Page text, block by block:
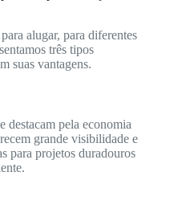
alugar, para diferentes
três tipos
suas vantagens.
destacam pela economia
grande visibilidade e
para projetos duradouros